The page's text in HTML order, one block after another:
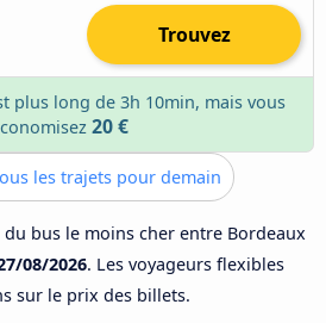
Trouvez
plus long de 3h 10min, mais vous
20 €
les trajets pour demain
bus le moins cher entre Bordeaux
08/2026. Les voyageurs flexibles
sur le prix des billets.